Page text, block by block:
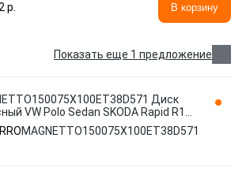
p.
В корзину
Показать еще 1 предложение
Диск
VW Polo Sedan SKODA Rapid R15
ASTERRO
MAGNETTO150075Х100ET38D571